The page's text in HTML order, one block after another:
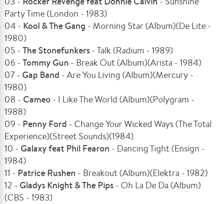
Party Time (London - 1983)
04 - Kool & The Gang - Morning Star (Album)(De Lite -
1980)
05 - The Stonefunkers - Talk (Radium - 1989)
06 -Tommy Gun - Break Out (Album)(Arista - 1984)
07 - Gap Band - Are You Living (Album)(Mercury -
1980)
08 - Cameo - I Like The World (Album)(Polygram -
1988)
09 - Penny Ford - Change Your Wicked Ways (The Total
Experience)(Street Sounds)(1984)
10 - Galaxy feat Phil Fearon - Dancing Tight (Ensign -
1984)
11 - Patrice Rushen - Breakout (Album)(Elektra - 1982)
12 - Gladys Knight & The Pips - Oh La De Da (Album)
(CBS - 1983)